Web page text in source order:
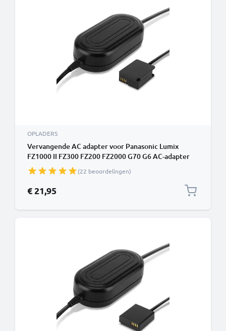
OPLADERS
Vervangende AC adapter voor Panasonic Lumix
FZ1000 II FZ300 FZ200 FZ2000 G70 G6 AC-adapter
DMW-AC8 + DMW-DCC8 DC-koppeling –
Dummybatterij – Batterij-eliminator van subtel
(22 beoordelingen)
€ 21,95